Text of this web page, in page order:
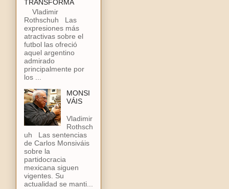
TRANSFORMA
Vladimir
Rothschuh Las
expresiones más
atractivas sobre el
futbol las ofreció
aquel argentino
admirado
principalmente por
los ...
MONSI
VÁIS
Vladimir
Rothsch
uh Las sentencias
de Carlos Monsiváis
sobre la
partidocracia
mexicana siguen
vigentes. Su
actualidad se manti...